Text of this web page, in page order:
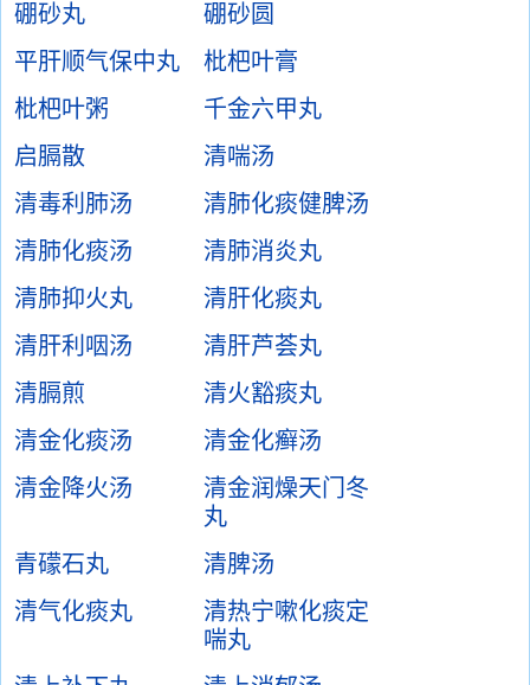
硼砂丸
硼砂圆
平肝顺气保中丸
枇杷叶膏
枇杷叶粥
千金六甲丸
启膈散
清喘汤
清毒利肺汤
清肺化痰健脾汤
清肺化痰汤
清肺消炎丸
清肺抑火丸
清肝化痰丸
清肝利咽汤
清肝芦荟丸
清膈煎
清火豁痰丸
清金化痰汤
清金化癣汤
清金降火汤
清金润燥天门冬
丸
青礞石丸
清脾汤
清气化痰丸
清热宁嗽化痰定
喘丸